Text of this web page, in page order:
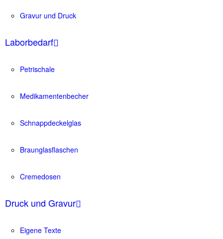
Gravur und Druck
Laborbedarf
Petrischale
Medikamentenbecher
Schnappdeckelglas
Braunglasflaschen
Cremedosen
Druck und Gravur
Eigene Texte